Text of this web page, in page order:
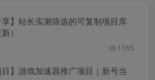
享】站长实测筛选的可复制项目库
）
1165
目】游戏加速器推广项目｜新号当